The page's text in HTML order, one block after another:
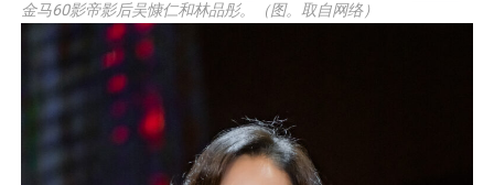
金马60影帝影后吴慷仁和林品彤。（图。取自网络）